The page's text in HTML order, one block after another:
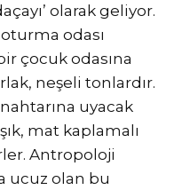
olarak geliyor.
odası
çocuk odasına
neşeli tonlardır.
uyacak
mat kaplamalı
Antropoloji
ucuz olan bu